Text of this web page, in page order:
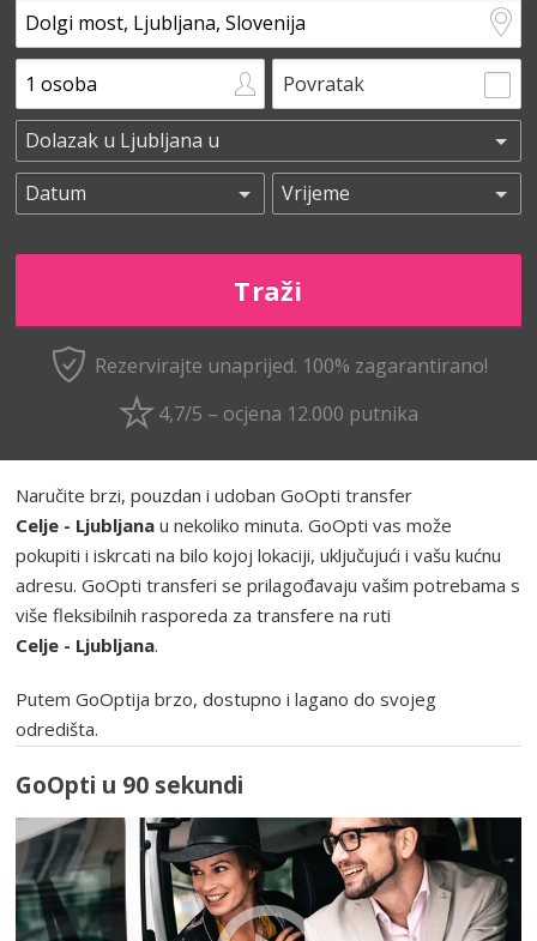
Povratak
Rezervirajte unaprijed. 100% zagarantirano!
4,7/5 – ocjena 12.000 putnika
Naručite brzi, pouzdan i udoban GoOpti transfer
Celje - Ljubljana u nekoliko minuta. GoOpti vas može
pokupiti i iskrcati na bilo kojoj lokaciji, uključujući i vašu kućnu
adresu. GoOpti transferi se prilagođavaju vašim potrebama s
više fleksibilnih rasporeda za transfere na ruti
Celje - Ljubljana.
Putem GoOptija brzo, dostupno i lagano do svojeg
odredišta.
GoOpti u 90 sekundi